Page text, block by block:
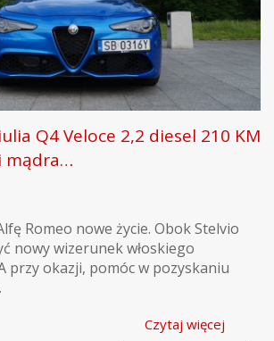
Q4 Veloce 2,2 diesel 210 KM
mądra…
Romeo nowe życie. Obok Stelvio
nowy wizerunek włoskiego
przy okazji, pomóc w pozyskaniu
Czytaj więcej